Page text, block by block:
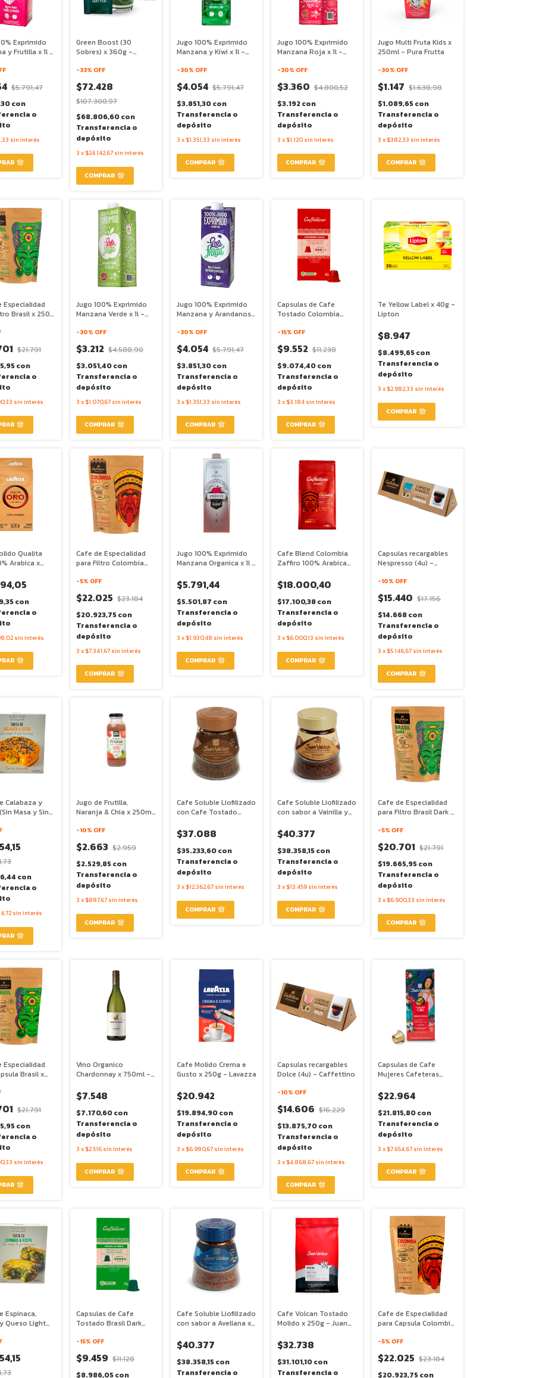
Exprimido
y Frutilla x 1l -
$5.791,47
con
o
sin interés
Green Boost (30
Sobres) x 360g -
-33% OFF
$72.428
$107.300,97
$68.806,60con
Transferencia o
depósito
3 x $24.142,67 sin interés
Jugo 100% Exprimido
Manzana y Kiwi x 1l -
-30% OFF
$4.054 $5.791,47
$3.851,30con
Transferencia o
depósito
3 x $1.351,33 sin interés
Jugo 100% Exprimido
Manzana Roja x 1l -
-30% OFF
$3.360 $4.800,52
$3.192con
Transferencia o
depósito
3 x $1.120 sin interés
Jugo Multi Fruta Kids x
250ml - Pura Frutta
-30% OFF
$1.147 $1.638,98
$1.089,65con
Transferencia o
depósito
3 x $382,33 sin interés
Especialidad
Brasil x 250g
$21.791
con
o
sin interés
Jugo 100% Exprimido
Manzana Verde x 1l -
-30% OFF
$3.212 $4.588,90
$3.051,40con
Transferencia o
depósito
3 x $1.070,67 sin interés
Jugo 100% Exprimido
Manzana y Arandanos x
-30% OFF
$4.054 $5.791,47
$3.851,30con
Transferencia o
depósito
3 x $1.351,33 sin interés
Capsulas de Cafe
Tostado Colombia
Nespresso x 60g -
Caffettino
-15% OFF
$9.552 $11.238
$9.074,40con
Transferencia o
depósito
3 x $3.184 sin interés
Te Yellow Label x 40g -
Lipton
$8.947
$8.499,65con
Transferencia o
depósito
3 x $2.982,33 sin interés
Qualita
Arabica x
con
o
sin interés
Cafe de Especialidad
para Filtro Colombia
Caffettino
-5% OFF
$22.025 $23.184
$20.923,75con
Transferencia o
depósito
3 x $7.341,67 sin interés
Jugo 100% Exprimido
Manzana Organica x 1l -
$5.791,44
$5.501,87 con
Transferencia o
depósito
3 x $1.930,48 sin interés
Cafe Blend Colombia
Zaffiro 100% Arabica
- Caffettino
$18.000,40
$17.100,38con
Transferencia o
depósito
3 x $6.000,13 sin interés
Capsulas recargables
Nespresso (4u) -
-10% OFF
$15.440 $17.156
$14.668con
Transferencia o
depósito
3 x $5.146,67 sin interés
Calabaza y
Masa y Sin
con
o
sin interés
Jugo de Frutilla,
Naranja & Chia x 250ml
-10% OFF
$2.663 $2.959
$2.529,85con
Transferencia o
depósito
3 x $887,67 sin interés
Cafe Soluble Liofilizado
con Cafe Tostado
Valdez
$37.088
$35.233,60con
Transferencia o
depósito
3 x $12.362,67 sin interés
Cafe Soluble Liofilizado
con sabor a Vainilla y
Valdez
$40.377
$38.358,15con
Transferencia o
depósito
3 x $13.459 sin interés
Cafe de Especialidad
para Filtro Brasil Dark x
-5% OFF
$20.701 $21.791
$19.665,95con
Transferencia o
depósito
3 x $6.900,33 sin interés
Especialidad
Brasil x
$21.791
con
o
sin interés
Vino Organico
Chardonnay x 750ml -
$7.548
$7.170,60con
Transferencia o
depósito
3 x $2.516 sin interés
Cafe Molido Crema e
Gusto x 250g - Lavazza
$20.942
$19.894,90con
Transferencia o
depósito
3 x $6.980,67 sin interés
Capsulas recargables
Dolce (4u) - Caffettino
-10% OFF
$14.606 $16.229
$13.875,70con
Transferencia o
depósito
3 x $4.868,67 sin interés
Capsulas de Cafe
Mujeres Cafeteras
x 44g - Juan Valdez
$22.964
$21.815,80con
Transferencia o
depósito
3 x $7.654,67 sin interés
Espinaca,
Queso Light
The Healthy
Capsulas de Cafe
Tostado Brasil Dark
x 60g - Caffettino
-15% OFF
$9.459 $11.128
$8.986,05con
Cafe Soluble Liofilizado
con sabor a Avellana x
$40.377
$38.358,15con
Transferencia o
Cafe Volcan Tostado
Molido x 250g - Juan
$32.738
$31.101,10con
Transferencia o
Cafe de Especialidad
para Capsula Colombia
Caffettino
-5% OFF
$22.025 $23.184
$20.923,75con